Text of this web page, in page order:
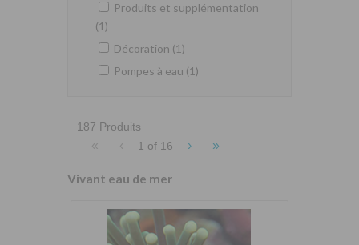
Produits et supplémentation
(1)
Décoration (1)
Pompes à eau (1)
187 Produits
« ‹ 1 of 16 › »
Vivant eau de mer